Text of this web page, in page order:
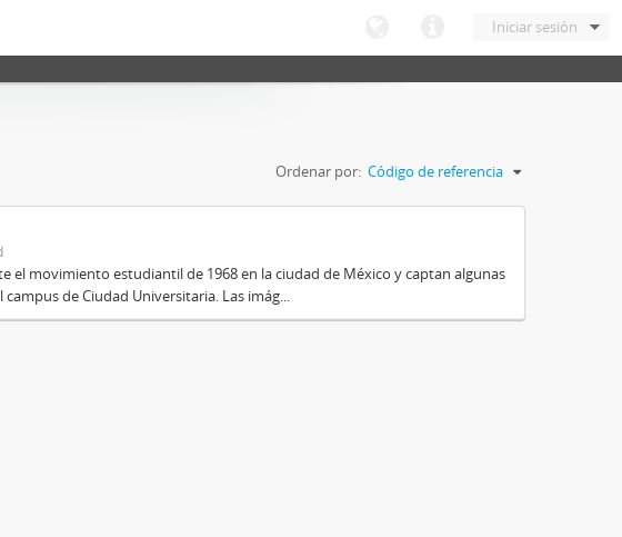
Iniciar sesión
Ordenar por: Código de referencia
movimiento estudiantil de 1968 en la ciudad de México y captan algunas
de Ciudad Universitaria. Las imág...